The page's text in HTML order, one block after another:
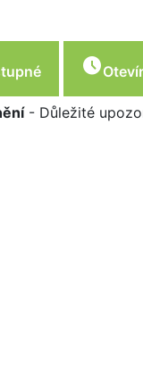
schedule
- Důležité